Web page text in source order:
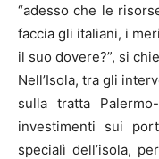
“adesso che le
faccia gli italiani, i
il suo dovere?”, si
Nell’Isola, tra gli
sulla tratta
investimenti sui
specialì dell’isola,